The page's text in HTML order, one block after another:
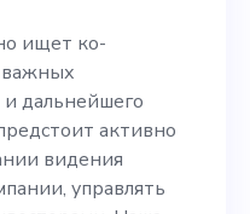
в
и
ищет ко-
важных
дальнейшего
активно
видения
управлять